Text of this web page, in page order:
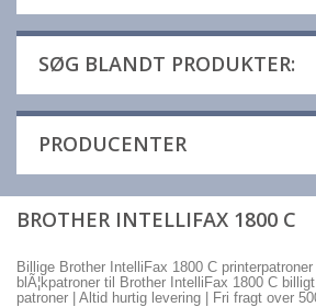
SØG BLANDT PRODUKTER:
PRODUCENTER
BROTHER INTELLIFAX 1800 C
Billige Brother IntelliFax 1800 C
blÃ¦kpatroner til Brother IntelliFax 1800 C
patroner | Altid hurtig levering | Fri fragt over